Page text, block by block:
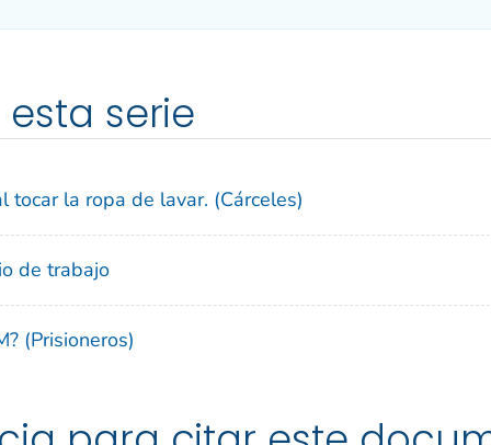
serie
tocar la ropa de lavar. (Cárceles)
de trabajo
(Prisioneros)